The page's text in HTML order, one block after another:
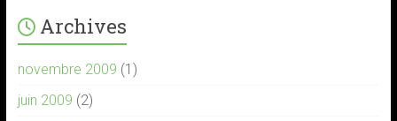
Archives
novembre 2009 (1)
juin 2009 (2)